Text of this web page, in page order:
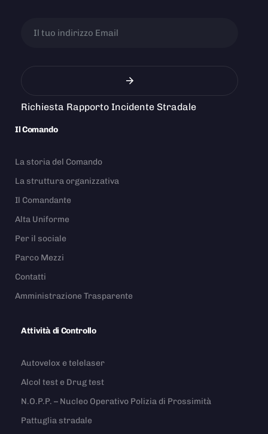
Richiesta Rapporto Incidente Stradale
Il Comando
La storia del Comando
La struttura organizzativa
Il Comandante
Alta Uniforme
Per il sociale
Parco Mezzi
Contatti
Amministrazione Trasparente
Attività di Controllo
Autovelox e telelaser
Alcol test e Drug test
N.O.P.P. – Nucleo Operativo Polizia di Prossimità
Pattuglia stradale